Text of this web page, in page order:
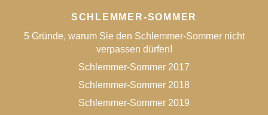
SCHLEMMER-SOMMER
5 Gründe, warum Sie den Schlemmer-Sommer nicht
verpassen dürfen!
Schlemmer-Sommer 2017
Schlemmer-Sommer 2018
Schlemmer-Sommer 2019